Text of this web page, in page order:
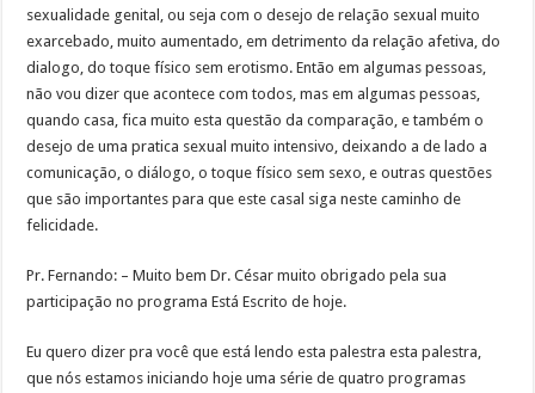
sexualidade genital, ou seja com o desejo de relação sexual muito
exarcebado, muito aumentado, em detrimento da relação afetiva, do
dialogo, do toque físico sem erotismo. Então em algumas pessoas,
não vou dizer que acontece com todos, mas em algumas pessoas,
quando casa, fica muito esta questão da comparação, e também o
desejo de uma pratica sexual muito intensivo, deixando a de lado a
comunicação, o diálogo, o toque físico sem sexo, e outras questões
que são importantes para que este casal siga neste caminho de
felicidade.
Pr. Fernando: – Muito bem Dr. César muito obrigado pela sua
participação no programa Está Escrito de hoje.
Eu quero dizer pra você que está lendo esta palestra esta palestra,
que nós estamos iniciando hoje uma série de quatro programas